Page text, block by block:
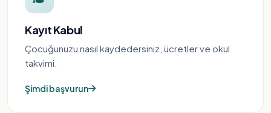
Kayıt Kabul
Çocuğunuzu nasıl kaydedersiniz, ücretler ve okul
takvimi.
Şimdi başvurun